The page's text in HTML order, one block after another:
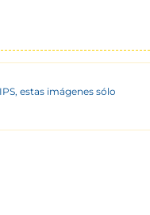
estas imágenes sólo